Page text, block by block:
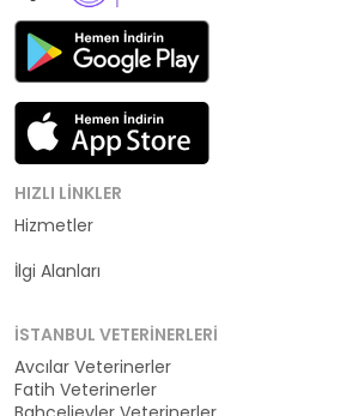
HIZLI LINKLER
Hizmetler
İlgi Alanları
İSTANBUL VETERINERLERI
Avcılar Veterinerler
Fatih Veterinerler